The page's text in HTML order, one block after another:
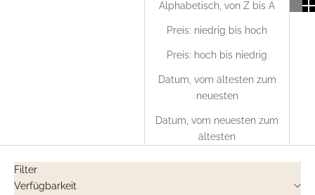
Alphabetisch, von Z bis A
Preis: niedrig bis hoch
Preis: hoch bis niedrig
Datum, vom ältesten zum
neuesten
Datum, vom neuesten zum
ältesten
Filter
Verfügbarkeit